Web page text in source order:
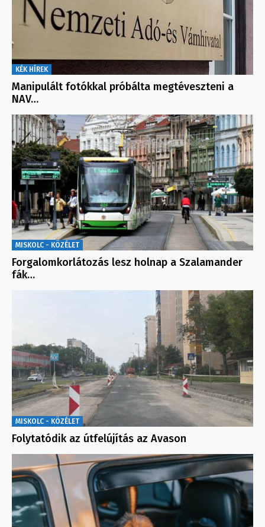
KÉK HÍREK
Manipulált fotókkal próbálta megtéveszteni a
NAV…
MISKOLC - KÖZÉLET
Forgalomkorlátozás lesz holnap a Szalamander
fák…
MISKOLC - KÖZÉLET
Folytatódik az útfelújítás az Avason